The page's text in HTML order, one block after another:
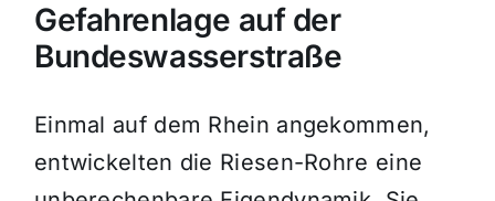
Gefahrenlage auf der
Bundeswasserstraße
Einmal auf dem Rhein angekommen,
entwickelten die Riesen-Rohre eine